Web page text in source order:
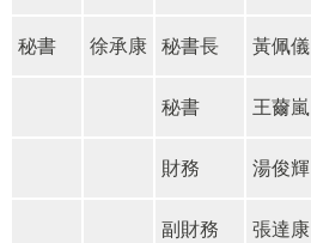
秘書 徐承康 秘書長 黃佩儀
秘書 王薾嵐
財務 湯俊輝
副財務 張達康